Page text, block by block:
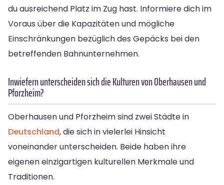
du ausreichend Platz im Zug hast. Informiere dich im
Voraus über die Kapazitäten und mögliche
Einschränkungen bezüglich des Gepäcks bei den
betreffenden Bahnunternehmen.
Inwiefern unterscheiden sich die Kulturen von Oberhausen und
Pforzheim?
Oberhausen und Pforzheim sind zwei Städte in
Deutschland, die sich in vielerlei Hinsicht
voneinander unterscheiden. Beide haben ihre
eigenen einzigartigen kulturellen Merkmale und
Traditionen.